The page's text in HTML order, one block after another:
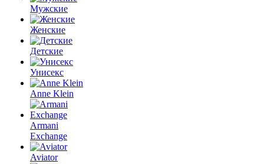
Мужские
Женские
Детские
Унисекс
Anne Klein
Armani
Exchange
Aviator